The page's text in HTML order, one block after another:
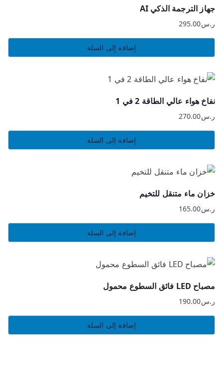
جهاز الترجمة الذكي AI
ر.س295.00
إضافة إلى السلة
نفاخ هواء عالي الطاقة 2 في 1
ر.س270.00
إضافة إلى السلة
خزان ماء متنقل للتخيم
ر.س165.00
إضافة إلى السلة
مصباح LED فائق السطوع محمول
ر.س190.00
إضافة إلى السلة